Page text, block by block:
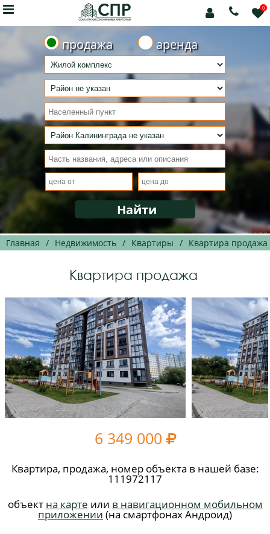
 0


продажа аренда
Главная / Недвижимость / Квартиры / Квартира продажа
Квартира продажа
6 349 000 
Квартира, продажа, номер объекта в нашей базе:
111972117
объект на карте или в навигационном мобильном
приложении (на смартфонах Андроид)